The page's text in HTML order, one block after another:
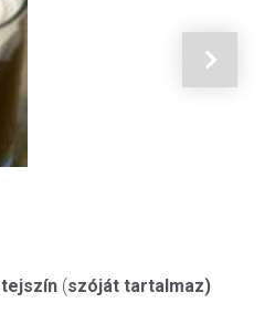
tejszín (szóját tartalmaz)